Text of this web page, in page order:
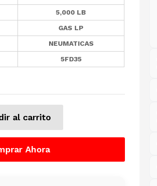
5,000 LB
GAS LP
NEUMATICAS
5FD35
al carrito
Ahora